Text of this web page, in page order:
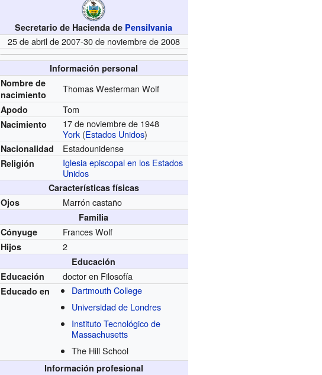
Secretario de Hacienda de Pensilvania
25 de abril de 2007-30 de noviembre de 2008
Información personal
Nombre de
nacimiento
Thomas Westerman Wolf
Apodo Tom
Nacimiento
17 de noviembre de 1948
York (Estados Unidos)
Nacionalidad Estadounidense
Religión
Iglesia episcopal en los Estados
Unidos
Características físicas
Ojos
Marrón castaño
Familia
Cónyuge
Frances Wolf
Hijos 2
Educación
Educación
doctor en Filosofía
Educado en
Dartmouth College
Universidad de Londres
Instituto Tecnológico de
Massachusetts
The Hill School
Información profesional